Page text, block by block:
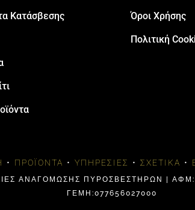
Κατάσβεσης Όροι Χρήσης
Πολιτική
• ΠΡΟΪΌΝΤΑ • ΥΠΗΡΕΣΊΕΣ • ΣΧΕΤΙΚΆ •
ΑΝΑΓΟΜΩΣΗΣ ΠΥΡΟΣΒΕΣΤΗΡΩΝ |
ΓΕΜΗ:077656027000